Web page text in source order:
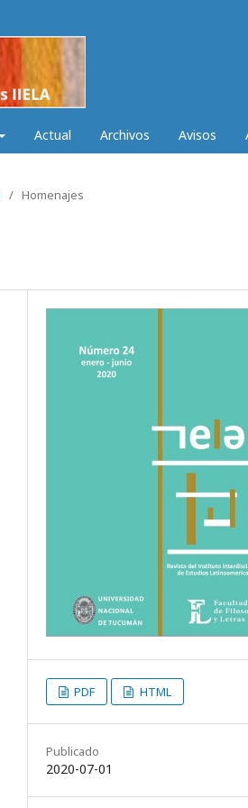
Actual Archivos Avisos
/ Homenajes
PDF HTML
Publicado
2020-07-01